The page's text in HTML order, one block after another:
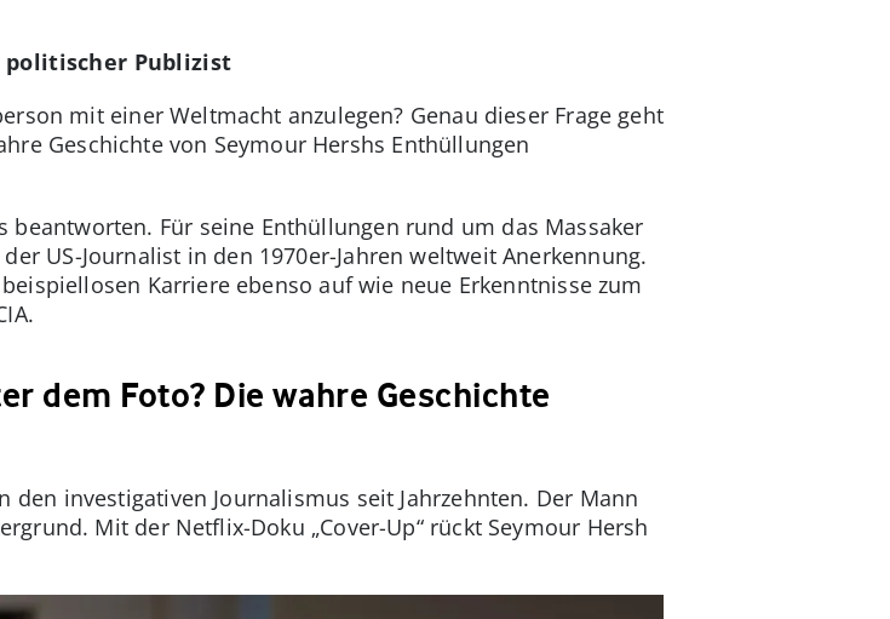
politischer Publizist
mit einer Weltmacht anzulegen? Genau dieser Frage geht
Geschichte von Seymour Hershs Enthüllungen
beantworten. Für seine Enthüllungen rund um das Massaker
US-Journalist in den 1970er-Jahren weltweit Anerkennung.
Karriere ebenso auf wie neue Erkenntnisse zum
dem Foto? Die wahre Geschichte
investigativen Journalismus seit Jahrzehnten. Der Mann
Mit der Netflix-Doku „Cover-Up“ rückt Seymour Hersh